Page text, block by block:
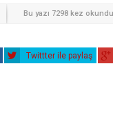
Bu yazı 7298 kez okundu
Twittter ile paylaş